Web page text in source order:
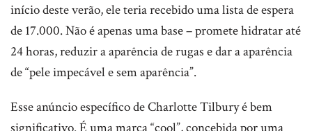
início deste verão, ele teria recebido uma lista de espera
de 17.000. Não é apenas uma base – promete hidratar até
24 horas, reduzir a aparência de rugas e dar a aparência
de “pele impecável e sem aparência”.
Esse anúncio específico de Charlotte Tilbury é bem